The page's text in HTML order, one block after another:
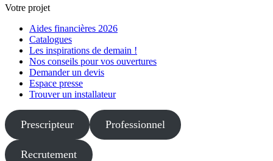
Votre projet
Aides financières 2026
Catalogues
Les inspirations de demain !
Nos conseils pour vos ouvertures
Demander un devis
Espace presse
Trouver un installateur
Prescripteur Professionnel
Recrutement